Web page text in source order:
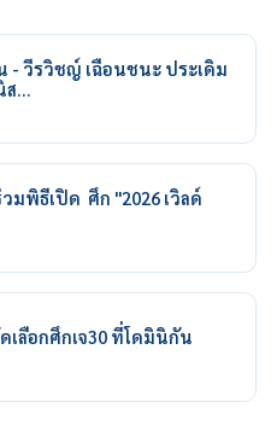
วีรวิชญ์ เฉือนชนะ ประเดิม
ส…
มพิธีเปิด ศึก "2026 เวิลด์
เลือกศึกเจ30 ที่โดมินิกัน